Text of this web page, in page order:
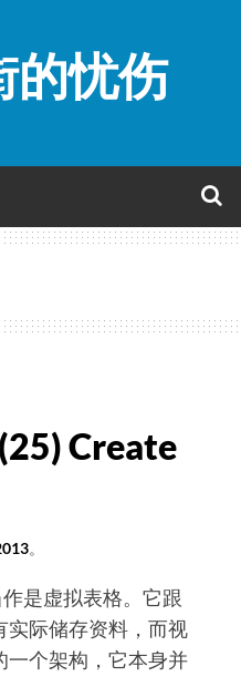
的忧伤
Create
。
是虚拟表格。它跟
实际储存资料，而视
一个架构，它本身并